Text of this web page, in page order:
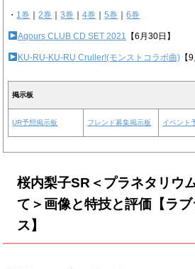
・ 1巻 ｜2巻 ｜3巻 ｜4巻 ｜5巻 ｜6巻
Aqours CLUB CD SET 2021 【6月30日】
KU-RU-KU-RU Cruller!(モンストコラボ曲) 【
掲示板
UR予想掲示板 フレンド募集掲示板 イベント
桜内梨子SR＜プラネタリウ
て＞画像と特技と評価【ラ
ス】